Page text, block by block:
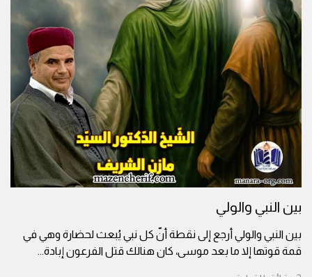
بين النبي والولي
بين النبي والولي أرجع إلى نقطة أنّ كل نبي يُبعث لحضارة وهي في
قمة قوتها إلا ما بعد موسى، كان هنالك قتل الفرعون إبادة...